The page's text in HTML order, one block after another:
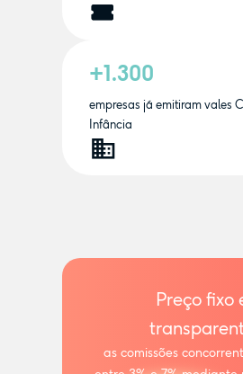
+1.300
empresas já emitiram vales
Infância
Preço fixo
as comissões